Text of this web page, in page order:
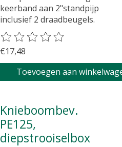
keerband aan 2"standpijp
inclusief 2 draadbeugels.
De beoordeling van dit
€17,48
Toevoegen aan
Knieboombev.
PE125,
diepstrooiselbox